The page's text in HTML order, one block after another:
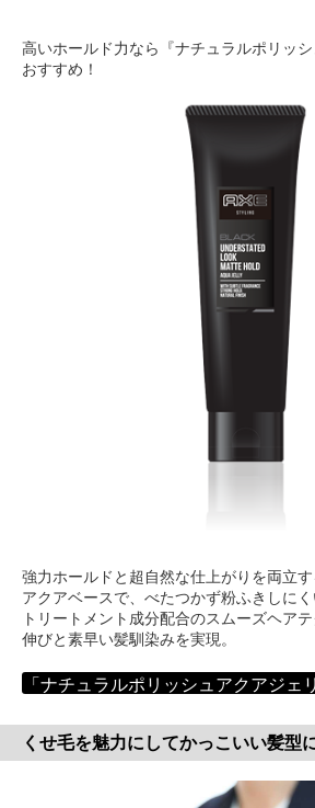
高いホールド力なら『ナチュラルポリッ
おすすめ！
強力ホールドと超自然な仕上がりを両立
アクアベースで、べたつかず粉ふきしにく
トリートメント成分配合のスムーズヘア
伸びと素早い髪馴染みを実現。
「ナチュラルポリッシュアクアジェ
くせ毛を魅力にしてかっこいい髪型